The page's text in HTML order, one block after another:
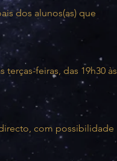
dos alunos(as) que
feiras, das 19h30 às
com possibilidade